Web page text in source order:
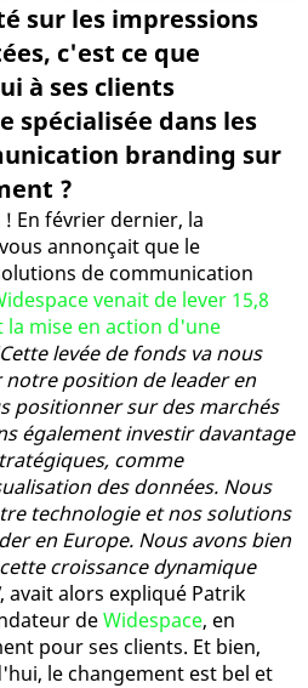
sur les impressions
c'est ce que
à ses clients
spécialisée dans les
branding sur
?
En février dernier, la
annonçait que le
de communication
venait de lever 15,8
mise en action d'une
levée de fonds va nous
position de leader en
positionner sur des marchés
également investir davantage
comme
des données. Nous
technologie et nos solutions
en Europe. Nous avons bien
croissance dynamique
, avait alors expliqué Patrik
deWidespace, en
pour ses clients. Et bien,
le changement est bel et